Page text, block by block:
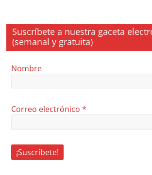
Suscríbete a nuestra gaceta
(semanal y gratuita)
Nombre
Correo electrónico*